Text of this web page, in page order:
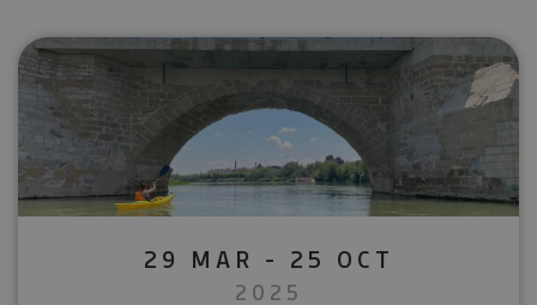
29 MAR - 25 OCT
2025